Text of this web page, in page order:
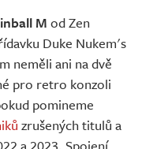
M od Zen
Duke Nukem's
neměli ani na dvě
pro retro konzoli
pomineme
zrušených titulů a